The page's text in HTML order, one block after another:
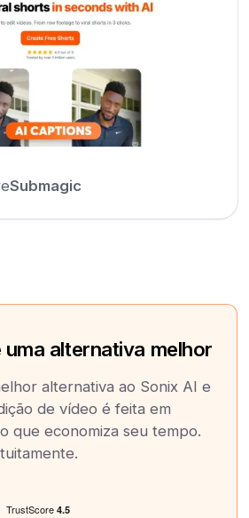
Submagic
uma alternativa melhor
alternativa ao Sonix AI e
de vídeo é feita em
que economiza seu tempo.